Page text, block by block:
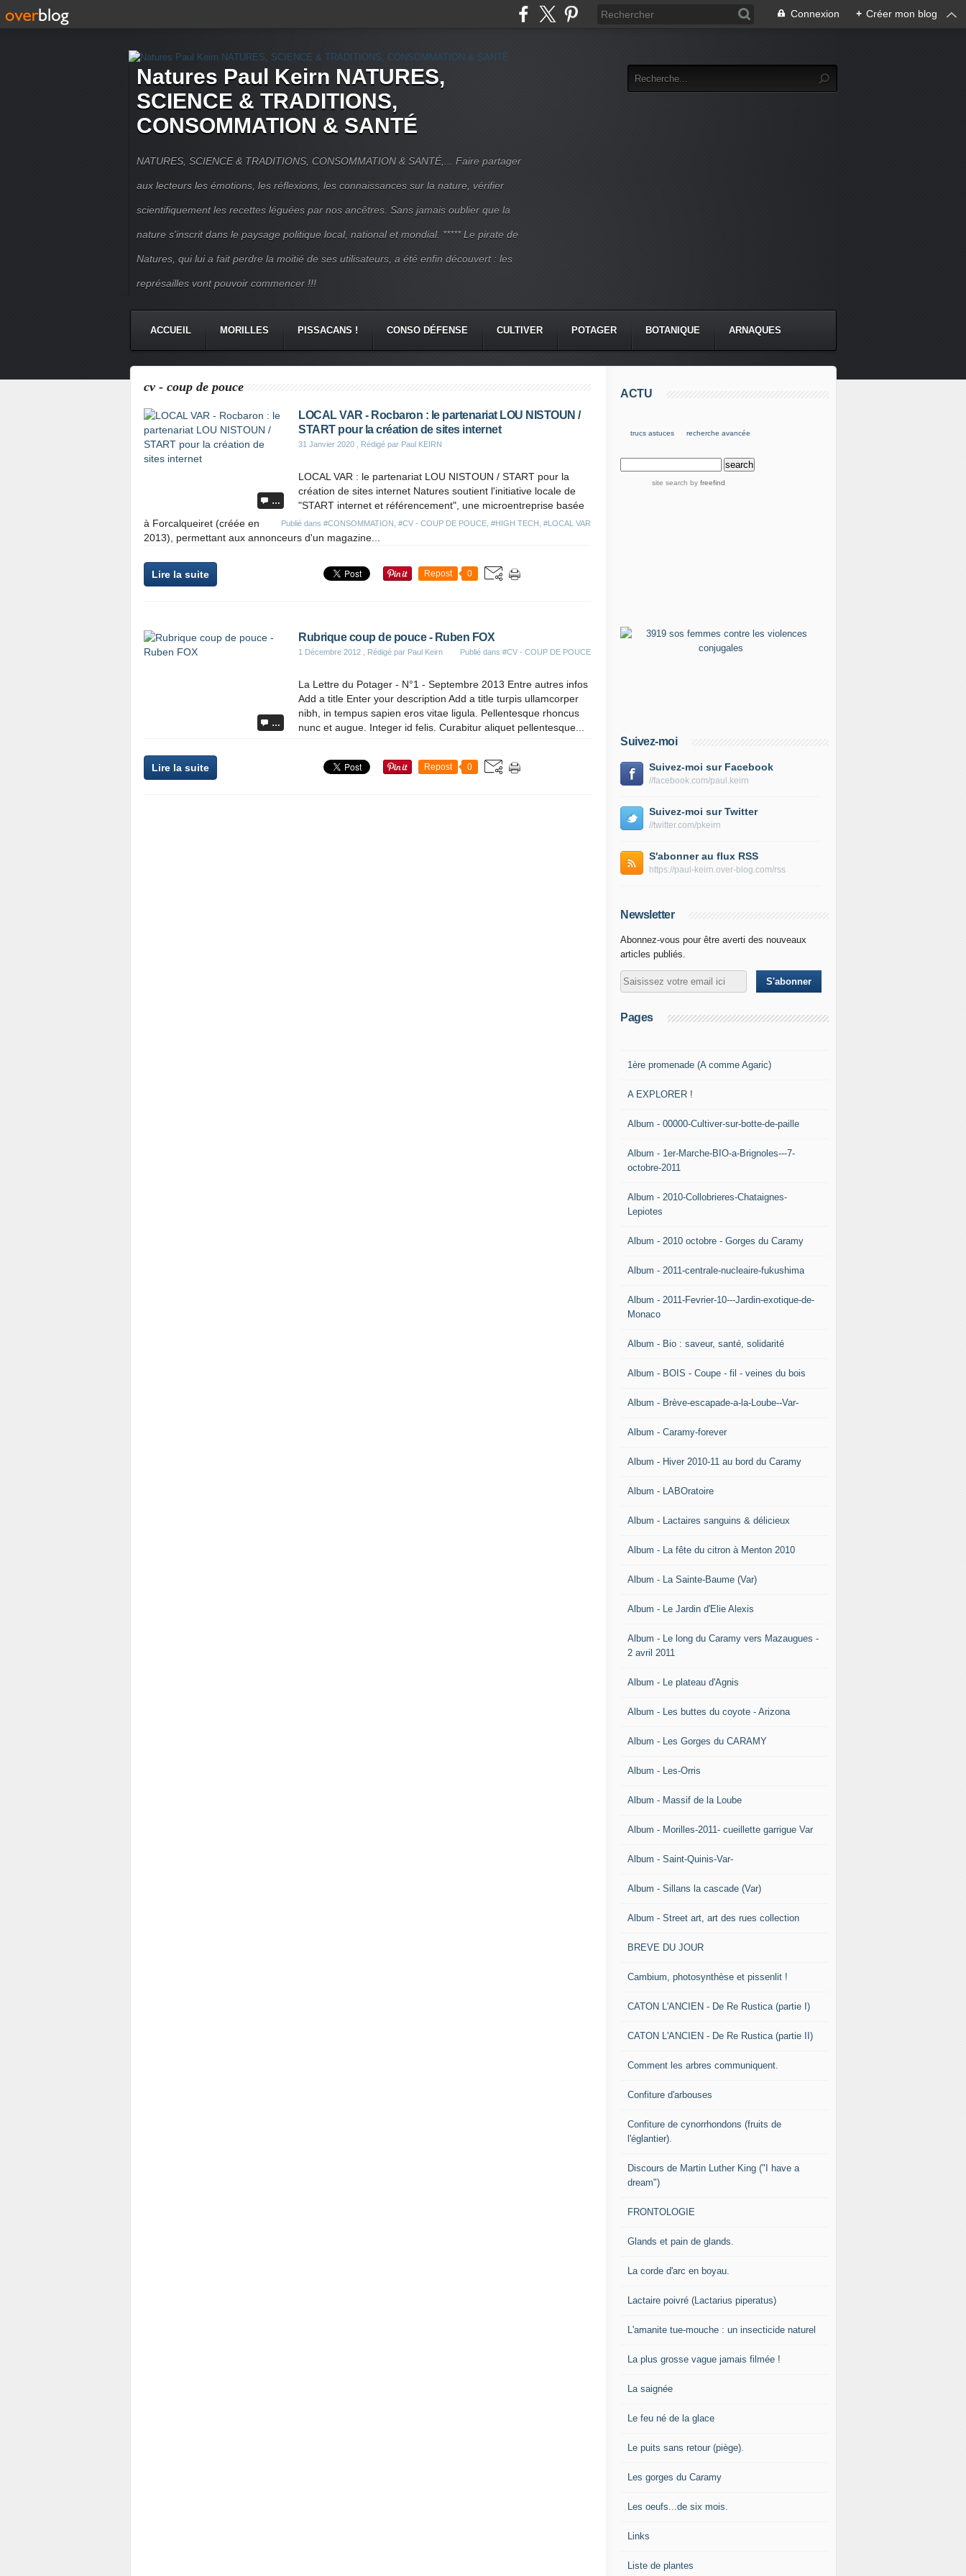
Connexion + Créer mon blog
Natures Paul Keirn NATURES,
SCIENCE & TRADITIONS,
CONSOMMATION & SANTÉ
NATURES, SCIENCE & TRADITIONS, CONSOMMATION & SANTÉ,... Faire partager
aux lecteurs les émotions, les réflexions, les connaissances sur la nature, vérifier
scientifiquement les recettes léguées par nos ancêtres. Sans jamais oublier que la
nature s'inscrit dans le paysage politique local, national et mondial. ***** Le pirate de
Natures, qui lui a fait perdre la moitié de ses utilisateurs, a été enfin découvert : les
représailles vont pouvoir commencer !!!
ACCUEIL MORILLES PISSACANS ! CONSO DÉFENSE CULTIVER POTAGER BOTANIQUE ARNAQUES
cv - coup de pouce
…
LOCAL VAR - Rocbaron : le partenariat LOU NISTOUN /
START pour la création de sites internet
31 Janvier 2020 , Rédigé par Paul KEIRN
Publié dans #CONSOMMATION #CV - COUP DE POUCE #HIGH TECH #LOCAL VAR
LOCAL VAR : le partenariat LOU NISTOUN / START pour la
création de sites internet Natures soutient l'initiative locale de
"START internet et référencement", une microentreprise basée
à Forcalqueiret (créée en
2013), permettant aux annonceurs d'un magazine...
Lire la suite Repost 0
…
Rubrique coup de pouce - Ruben FOX
1 Décembre 2012 , Rédigé par Paul Keirn Publié dans #CV - COUP DE POUCE
La Lettre du Potager - N°1 - Septembre 2013 Entre autres infos
Add a title Enter your description Add a title turpis ullamcorper
nibh, in tempus sapien eros vitae ligula. Pellentesque rhoncus
nunc et augue. Integer id felis. Curabitur aliquet pellentesque...
Lire la suite Repost 0
ACTU
trucs astuces recherche avancée
site search by freefind
Suivez-moi
Suivez-moi sur Facebook
//facebook.com/paul.keirn
Suivez-moi sur Twitter
//twitter.com/pkeirn
S'abonner au flux RSS
https://paul-keirn.over-blog.com/rss
Newsletter
Abonnez-vous pour être averti des nouveaux
articles publiés.
Pages
1ère promenade (A comme Agaric)
A EXPLORER !
Album - 00000-Cultiver-sur-botte-de-paille
Album - 1er-Marche-BIO-a-Brignoles---7-
octobre-2011
Album - 2010-Collobrieres-Chataignes-
Lepiotes
Album - 2010 octobre - Gorges du Caramy
Album - 2011-centrale-nucleaire-fukushima
Album - 2011-Fevrier-10---Jardin-exotique-de-
Monaco
Album - Bio : saveur, santé, solidarité
Album - BOIS - Coupe - fil - veines du bois
Album - Brève-escapade-a-la-Loube--Var-
Album - Caramy-forever
Album - Hiver 2010-11 au bord du Caramy
Album - LABOratoire
Album - Lactaires sanguins & délicieux
Album - La fête du citron à Menton 2010
Album - La Sainte-Baume (Var)
Album - Le Jardin d'Elie Alexis
Album - Le long du Caramy vers Mazaugues -
2 avril 2011
Album - Le plateau d'Agnis
Album - Les buttes du coyote - Arizona
Album - Les Gorges du CARAMY
Album - Les-Orris
Album - Massif de la Loube
Album - Morilles-2011- cueillette garrigue Var
Album - Saint-Quinis-Var-
Album - Sillans la cascade (Var)
Album - Street art, art des rues collection
BREVE DU JOUR
Cambium, photosynthèse et pissenlit !
CATON L'ANCIEN - De Re Rustica (partie I)
CATON L'ANCIEN - De Re Rustica (partie II)
Comment les arbres communiquent.
Confiture d'arbouses
Confiture de cynorrhondons (fruits de
l'églantier).
Discours de Martin Luther King ("I have a
dream")
FRONTOLOGIE
Glands et pain de glands.
La corde d'arc en boyau.
Lactaire poivré (Lactarius piperatus)
L'amanite tue-mouche : un insecticide naturel
La plus grosse vague jamais filmée !
La saignée
Le feu né de la glace
Le puits sans retour (piège).
Les gorges du Caramy
Les oeufs...de six mois.
Links
Liste de plantes